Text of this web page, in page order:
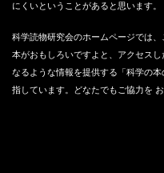
にくいということがあると思います。
科学読物研究会のホームページでは
本がおもしろいですよと、アクセスし
なるような情報を提供する「科学の本
指しています。どなたでもご協力を お